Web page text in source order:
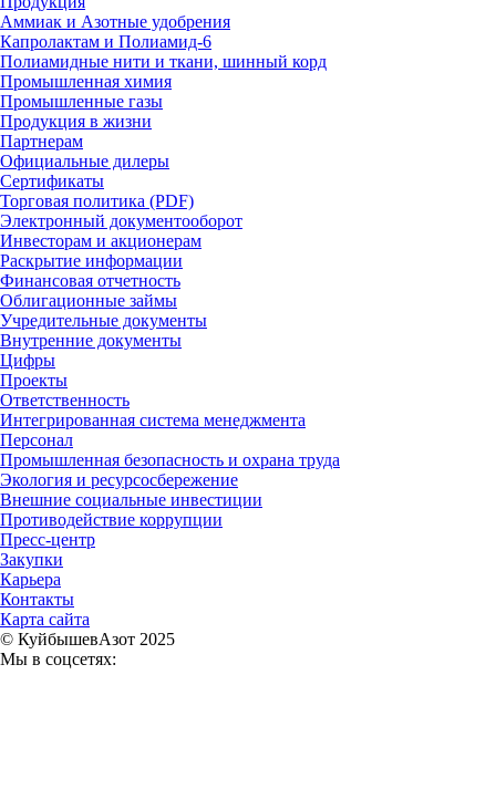
Аммиак и Азотные удобрения
Капролактам и Полиамид-6
Полиамидные нити и ткани, шинный корд
Промышленная химия
Промышленные газы
Продукция в жизни
Партнерам
Официальные дилеры
Сертификаты
Торговая политика (PDF)
Электронный документооборот
Инвесторам и акционерам
Раскрытие информации
Финансовая отчетность
Облигационные займы
Учредительные документы
Внутренние документы
Цифры
Проекты
Ответственность
Интегрированная система менеджмента
Персонал
Промышленная безопасность и охрана труда
Экология и ресурсосбережение
Внешние социальные инвестиции
Противодействие коррупции
Пресс-центр
Закупки
Карьера
Контакты
Карта сайта
© КуйбышевАзот 2025
Мы в соцсетях: